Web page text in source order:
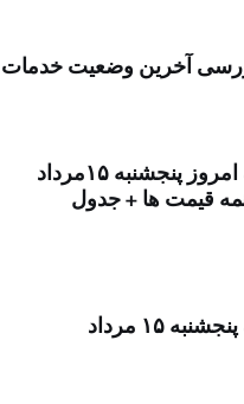
آخرین وضعیت خدمات
قیمت طلا و سکه امروز پنجشنبه ۱۵مرداد
۱۵ مرداد